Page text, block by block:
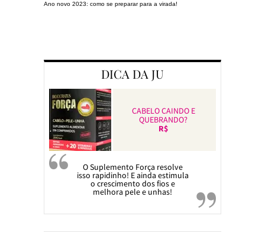
Ano novo 2023: como se preparar para a virada!
DICA DA JU
CABELO CAINDO E
QUEBRANDO?
R$
O Suplemento Força resolve
isso rapidinho! E ainda estimula
o crescimento dos fios e
melhora pele e unhas!